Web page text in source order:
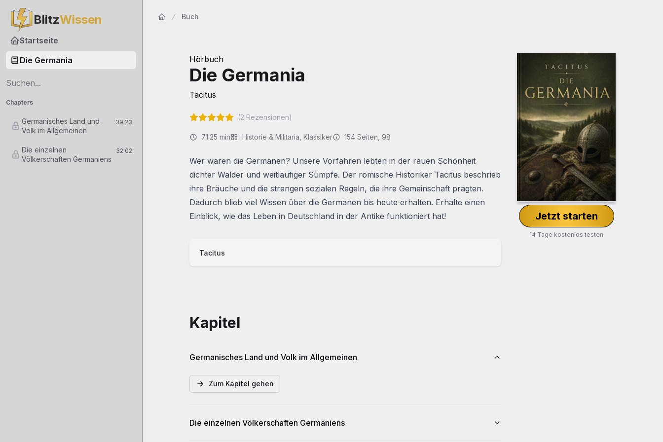
BlitzWissen
Startseite
Die Germania
Chapters
Germanisches Land und
Volk im Allgemeinen
39:23
Die einzelnen
Völkerschaften Germaniens
32:02
Buch
Hörbuch
Die Germania
Tacitus
(2 Rezensionen)
71:25 min Historie & Militaria Klassiker 154 Seiten , 98
Wer waren die Germanen? Unsere Vorfahren lebten in der rauen Schönheit
dichter Wälder und weitläufiger Sümpfe. Der römische Historiker Tacitus beschrieb
ihre Bräuche und die strengen sozialen Regeln, die ihre Gemeinschaft prägten.
Dadurch blieb viel Wissen über die Germanen bis heute erhalten. Erhalte einen
Einblick, wie das Leben in Deutschland in der Antike funktioniert hat!
Tacitus
Kapitel
Germanisches Land und Volk im Allgemeinen
Zum Kapitel gehen
Die einzelnen Völkerschaften Germaniens
Jetzt starten
14 Tage kostenlos testen